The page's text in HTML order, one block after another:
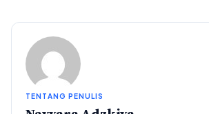
TENTANG PENULIS